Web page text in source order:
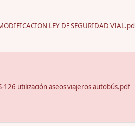
LEY DE SEGURIDAD
126 utilización aseos viajeros autobús.pdf